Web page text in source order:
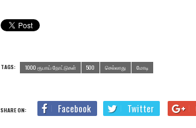
TAGS: 1000 ரூபாய் நோட்டுகள் 500 செல்லாது மோடி
SHARE ON: Facebook Twitter